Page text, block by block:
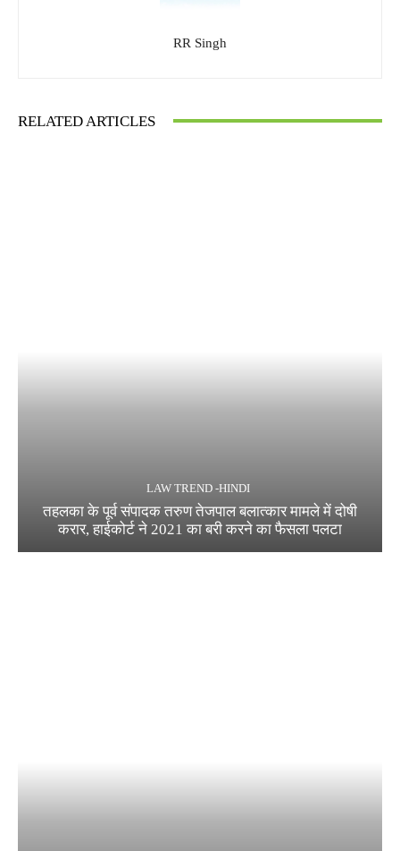
RR Singh
RELATED ARTICLES
LAW TREND -HINDI
तहलका के पूर्व संपादक तरुण तेजपाल बलात्कार मामले में दोषी
करार, हाईकोर्ट ने 2021 का बरी करने का फैसला पलटा